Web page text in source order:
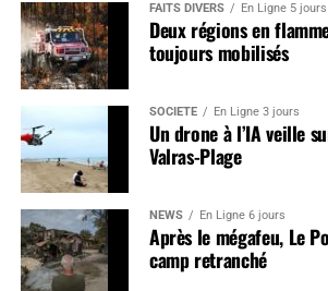
FAITS DIVERS En Ligne 5 jours
Deux régions en
toujours mobilisés
SOCIÉTÉ En Ligne 3 jours
Un drone à l’IA veille
Valras-Plage
NEWS En Ligne 6 jours
Après le mégafeu, Le
camp retranché